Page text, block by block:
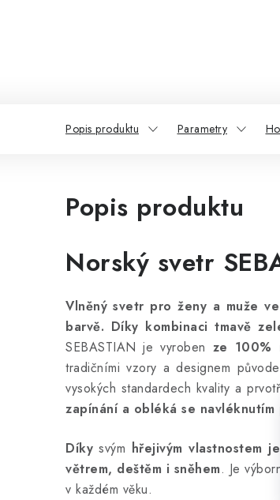
Popis produktu Parametry
Popis produktu
Norský svetr
Vlněný svetr pro ženy a muže
barvě. Díky kombinaci tmavě
SEBASTIAN je vyroben ze 100%
tradičními vzory a designem
vysokých standardech kvality a
zapínání a obléká se navléknutím
Díky svým hřejivým vlastnostem
větrem, deštěm i sněhem. Je
v každém věku.